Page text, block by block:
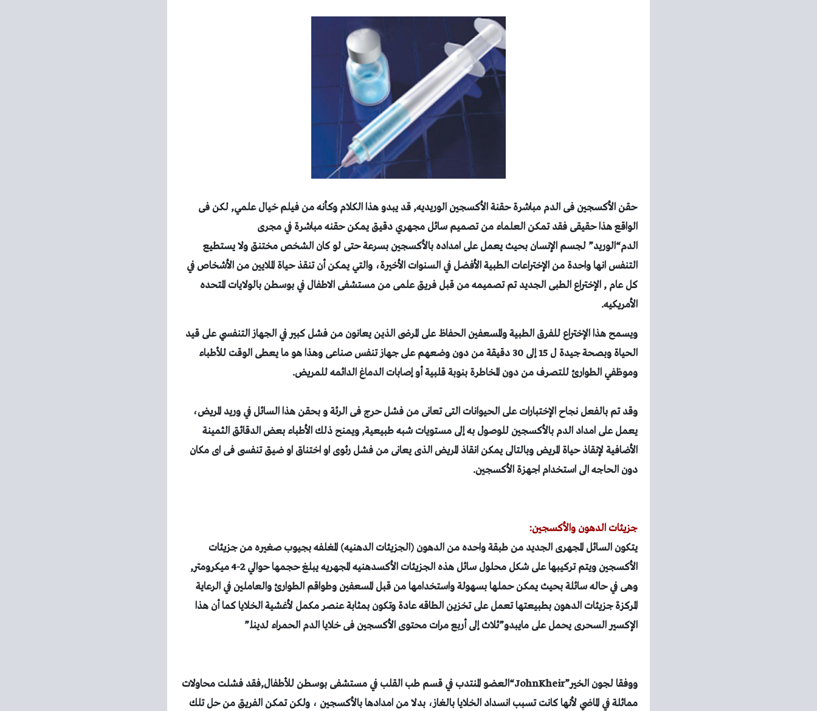
حقن الأكسجين فى الدم مباشرة حقنة الأكسجين الوريديه, قد يبدو هذا الكلام وكأنه من فيلم خيال علمي, لكن فى
الواقع هذا حقيقى فقد تمكن العلماء من تصميم سائل مجهري دقيق يمكن حقنه مباشرة في مجرى
الدم“الوريد”لجسم الإنسان بحيث يعمل على امداده بالأكسجين بسرعة حتى لو كان الشخص مختنق ولا يستطيع
التنفس انها واحدة من الإختراعاتالطبيةالأفضل في السنوات الأخيرة، والتي يمكن أن تنقذ حياة الملايين من الأشخاص في
كل عام , الإختراع الطبى الجديد تم تصميمه من قبل فريق علمى من مستشفى الاطفال في بوسطن بالولايات المتحده
الأمريكيه.
ويسمح هذا الإختراع للفرق الطبية والمسعفين الحفاظ على المرضى الذين يعانونمن فشل كبير في الجهاز التنفسي على قيد
الحياة وبصحة جيدة ل 15 إلى 30 دقيقة من دون وضعهم على جهاز تنفس صناعى وهذا هو ما يعطى الوقت للأطباء
وموظفي الطوارئ للتصرف من دون المخاطرة بنوبة قلبية أو إصابات الدماغ الدائمه للمريض.
وقد تم بالفعل نجاح الإختبارات على الحيوانات التى تعانى من فشل حرج فى الرئة و بحقن هذا السائل في وريد المريض،
يعمل على امداد الدم بالأكسجين للوصول به إلى مستويات شبه طبيعية, ويمنح ذلك الأطباء بعض الدقائق الثمينة
الأضافية لإنقاذ حياة المريض وبالتالى يمكن انقاذ المريض الذى يعانى من فشل رئوى او اختناق او ضيق تنفسى فى اى مكان
دون الحاجه الى استخدام اجهزة الأكسجين.
جزيئات الدهون والأكسجين:
يتكون السائل المجهرى الجديد من طبقة واحده من الدهون (الجزيئات الدهنيه) المغلفه بجيوب صغيره من جزيئات
الأكسجين ويتم تركيبها على شكل محلول سائل
هذه الجزيئات الأكسدهنيه المجهريه يبلغ حجمها حوالي 2-4 ميكرومتر,
وهى في حاله سائلة بحيث يمكن حملها بسهولة واستخدامها من قبل المسعفين وطواقم الطوارئ والعاملين في الرعاية
المركزةجزيئات الدهون بطبيعتها تعمل على تخزين الطاقه عادة وتكون بمثابة عنصر مكمل لأغشية الخلاياكما أنهذا
الإكسير السحرى يحمل على مايبدو”ثلاث إلى أربع مرات محتوى الأكسجين فى خلايا الدم الحمراء لدينا.”
ووفقا لجون الخير”JohnKheir“العضو المنتدب في قسم طب القلب في مستشفى بوسطن للأطفال,فقد فشلت محاولات
مماثلة في الماضي لأنها كانت تسبب انسداد الخلايا بالغاز، بدلا من امدادها بالأكسجين ، ولكن تمكن الفريق من حل تلك